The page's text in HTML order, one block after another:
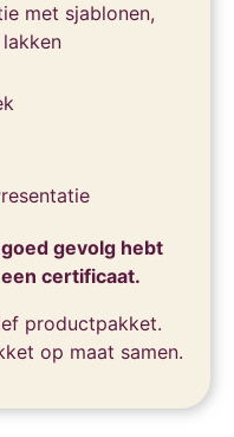
met sjablonen,
gevolg hebt
certificaat.
productpakket.
op maat samen.